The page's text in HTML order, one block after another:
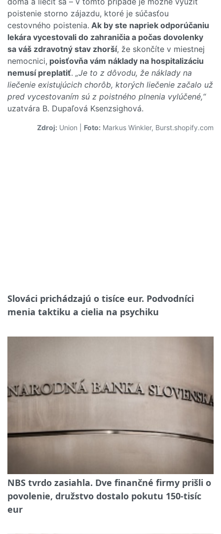
poistenie storno zájazdu, ktoré je súčasťou
cestovného poistenia. Ak by ste napriek odporúčaniu
lekára vycestovali do zahraničia a počas dovolenky
sa váš zdravotný stav zhorší, že skončíte v miestnej
nemocnici, poisťovňa vám náklady na hospitalizáciu
nemusí preplatiť. „Je to z dôvodu, že náklady na
liečenie existujúcich chorôb, ktorých liečenie začalo už
pred vycestovaním sú z poistného plnenia vylúčené,“
uzatvára B. Dupaľová Ksenzsighová.
Zdroj: Union Foto: Markus Winkler, Burst.shopify.com
Slováci prichádzajú o tisíce eur. Podvodníci
menia taktiku a cielia na psychiku
NBS tvrdo zasiahla. Dve finančné firmy prišli o
povolenie, družstvo dostalo pokutu 150-tisíc
eur